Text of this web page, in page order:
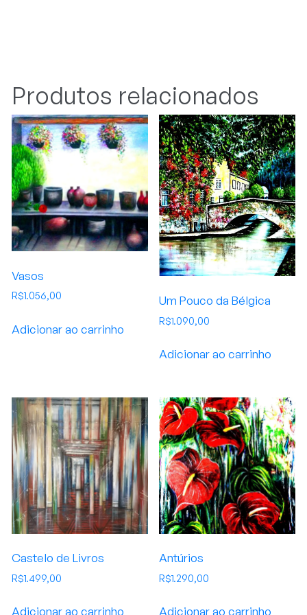
Produtos relacionados
Vasos
R$1.056,00
Adicionar ao carrinho
Um Pouco da Bélgica
R$1.090,00
Adicionar ao carrinho
Castelo de Livros
R$1.499,00
Adicionar ao carrinho
Antúrios
R$1.290,00
Adicionar ao carrinho